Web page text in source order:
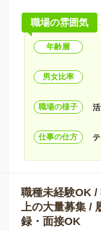
職場の雰囲気
年齢層
男女比率
職場の様子
仕事の仕方
職種未経験OK /
上の大量募集 /
録・面接OK